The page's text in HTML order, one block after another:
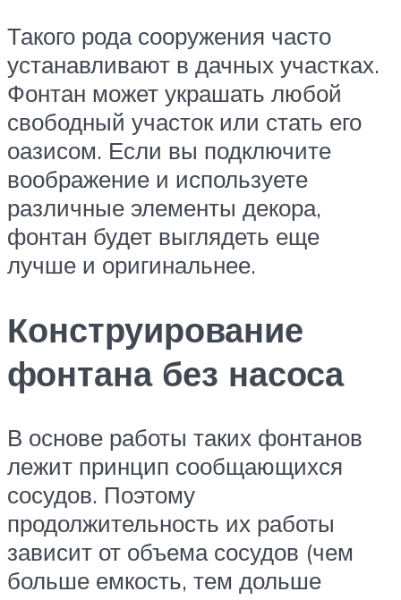
Такого рода сооружения часто
устанавливают в дачных участках.
Фонтан может украшать любой
свободный участок или стать его
оазисом. Если вы подключите
воображение и используете
различные элементы декора,
фонтан будет выглядеть еще
лучше и оригинальнее.
Конструирование
фонтана без насоса
В основе работы таких фонтанов
лежит принцип сообщающихся
сосудов. Поэтому
продолжительность их работы
зависит от объема сосудов (чем
больше емкость, тем дольше